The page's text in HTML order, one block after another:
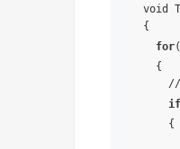
void
{
for
{
//占
if
{
//使